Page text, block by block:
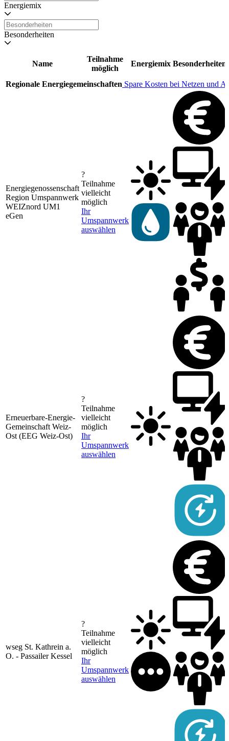
Energiemix
Besonderheiten
Name
Teilnahme
möglich
Energiemix Besonderheiten
Regionale Energiegemeinschaften Spare Kosten bei Netzen und
Energiegenossenschaft
Region Umspannwerk
WEIZnord UM1
eGen
?
Teilnahme
vielleicht
möglich
Ihr
Umspannwerk
auswählen
Erneuerbare-Energie-
Gemeinschaft Weiz-
Ost (EEG Weiz-Ost)
?
Teilnahme
vielleicht
möglich
Ihr
Umspannwerk
auswählen
wseg St. Kathrein a.
O. - Passailer Kessel
?
Teilnahme
vielleicht
möglich
Ihr
Umspannwerk
auswählen